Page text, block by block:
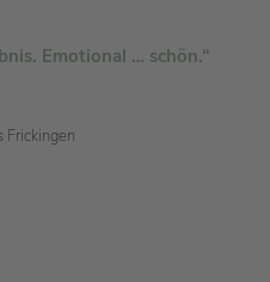
Emotional … schön.“
Frickingen